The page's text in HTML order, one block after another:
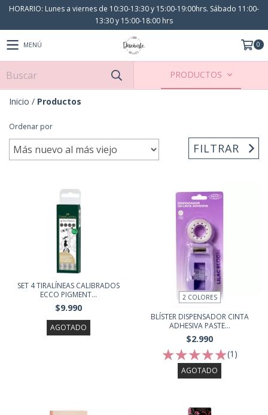
HORARIO: Lunes a viernes de 10:30-13:30 y 15:00-19:00hrs. Sábado 11:00-
13:30 y 15:00-18:00 hrs
MENÚ 0
PRODUCTOS
Inicio / Productos
Ordenar por
FILTRAR
SET 4 TIRALÍNEAS CALIBRADOS
ECCO PIGMENT...
$9.990
AGOTADO
2 COLORES
BLÍSTER DISPENSADOR CINTA
ADHESIVA PASTE...
$2.990
(1)
AGOTADO